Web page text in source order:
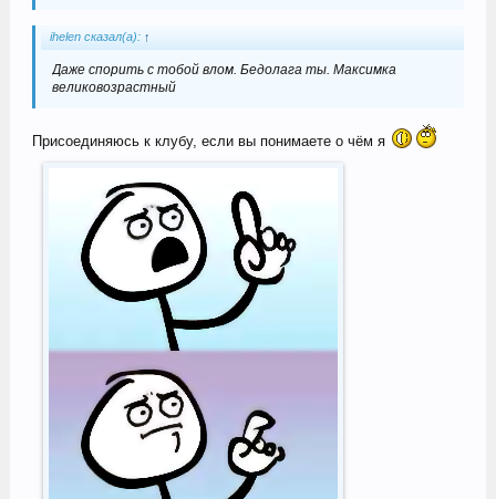
ihelen сказал(а): ↑
Даже спорить с тобой влом. Бедолага ты. Максимка
великовозрастный
Присоединяюсь к клубу, если вы понимаете о чём я